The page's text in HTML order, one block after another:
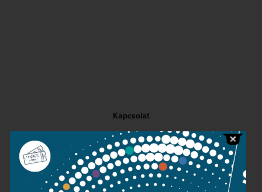
Kapcsolat
Közérdekű adatok
Sajtószoba
Adatvédelem